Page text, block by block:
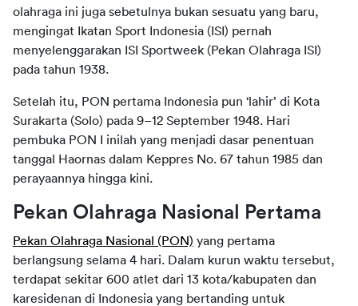
olahraga ini juga sebetulnya bukan sesuatu yang baru,
mengingat Ikatan Sport Indonesia (ISI) pernah
menyelenggarakan ISI Sportweek (Pekan Olahraga ISI)
pada tahun 1938.
Setelah itu, PON pertama Indonesia pun ‘lahir’ di Kota
Surakarta (Solo) pada 9–12 September 1948. Hari
pembuka PON I inilah yang menjadi dasar penentuan
tanggal Haornas dalam Keppres No. 67 tahun 1985 dan
perayaannya hingga kini.
Pekan Olahraga Nasional Pertama
Pekan Olahraga Nasional (PON) yang pertama
berlangsung selama 4 hari. Dalam kurun waktu tersebut,
terdapat sekitar 600 atlet dari 13 kota/kabupaten dan
karesidenan di Indonesia yang bertanding untuk